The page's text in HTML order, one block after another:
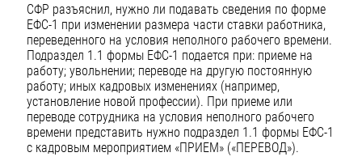
СФР разъяснил, нужно ли подавать сведения по форме
ЕФС-1 при изменении размера части ставки работника,
переведенного на условия неполного рабочего времени.
Подраздел 1.1 формы ЕФС-1 подается при: приеме на
работу; увольнении; переводе на другую постоянную
работу; иных кадровых изменениях (например,
установление новой профессии). При приеме или
переводе сотрудника на условия неполного рабочего
времени представить нужно подраздел 1.1 формы ЕФС-1
с кадровым мероприятием «ПРИЕМ» («ПЕРЕВОД»).